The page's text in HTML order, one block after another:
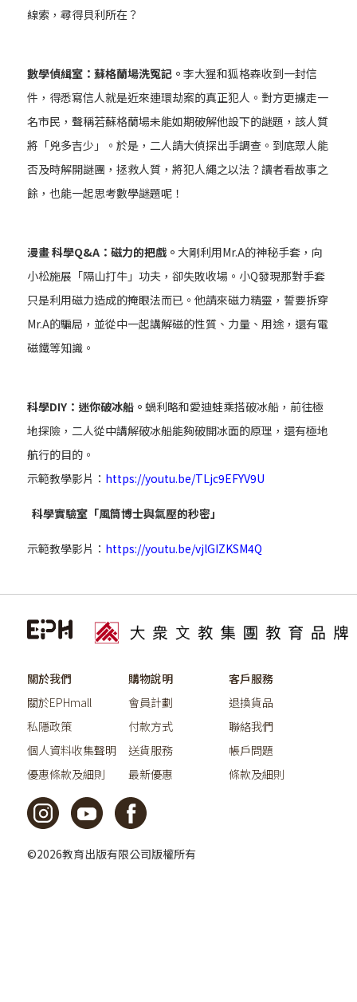
線索，尋得貝利所在？
數學偵緝室：蘇格蘭場洗冤記。 李大猩和狐格森收到一封信
件，得悉寫信人就是近來連環劫案的真正犯人。對方更擄走一
名市民，聲稱若蘇格蘭場未能如期破解他設下的謎題，該人質
將「兇多吉少」。於是，二人請大偵探出手調查。到底眾人能
否及時解開謎團，拯救人質，將犯人繩之以法？讀者看故事之
餘，也能一起思考數學謎題呢！
漫畫 科學Q&A：磁力的把戲。 大剛利用Mr.A的神秘手套，向
小松施展「隔山打牛」功夫，卻失敗收場。小Q發現那對手套
只是利用磁力造成的掩眼法而已。他請來磁力精靈，誓要拆穿
Mr.A的騙局，並從中一起講解磁的性質、力量、用途，還有電
磁鐵等知識。
科學DIY：迷你破冰船。 蝸利略和愛迪蛙乘搭破冰船，前往極
地探險，二人從中講解破冰船能夠破開冰面的原理，還有極地
航行的目的。
示範教學影片： https://youtu.be/TLjc9EFYV9U
科學實驗室「風筒博士與氣壓的秒密」
示範教學影片： https://youtu.be/vjlGIZKSM4Q
關於我們
關於EPHmall
私隱政策
個人資料收集聲明
優惠條款及細則
購物說明
會員計劃
付款方式
送貨服務
最新優惠
客戶服務
退換貨品
聯絡我們
帳戶問題
條款及細則
©2026教育出版有限公司版權所有